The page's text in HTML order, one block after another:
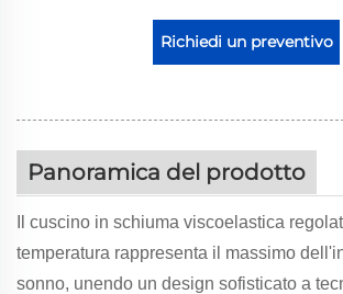
Richiedi un preventivo
Panoramica del prodotto
Il cuscino in schiuma viscoelastica
temperatura rappresenta il massimo
sonno, unendo un design sofisticato a